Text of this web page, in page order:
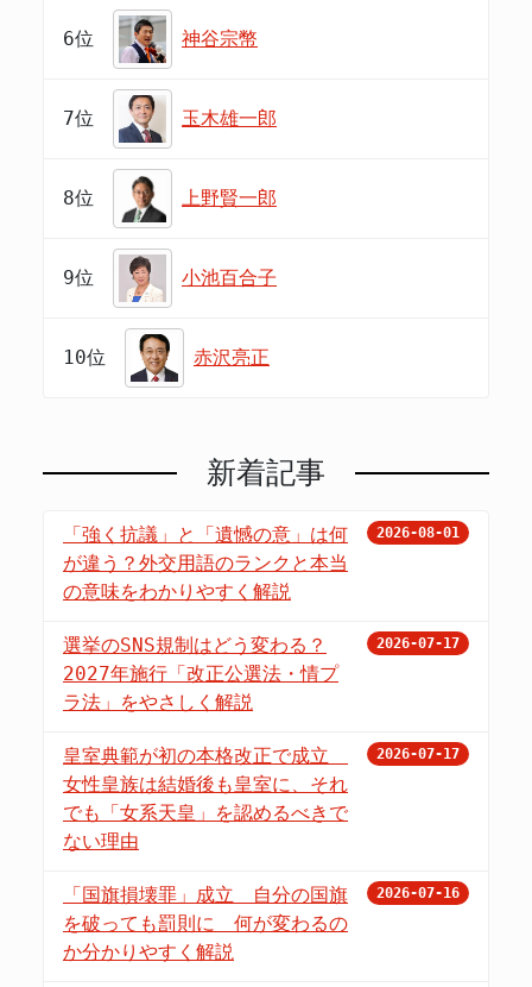
6位 神谷宗幣
7位 玉木雄一郎
8位 上野賢一郎
9位 小池百合子
10位 赤沢亮正
新着記事
「強く抗議」と「遺憾の意」は何
が違う？外交用語のランクと本当
の意味をわかりやすく解説
2026-08-01
選挙のSNS規制はどう変わる？
2027年施行「改正公選法・情プ
ラ法」をやさしく解説
2026-07-17
皇室典範が初の本格改正で成立
女性皇族は結婚後も皇室に、それ
でも「女系天皇」を認めるべきで
ない理由
2026-07-17
「国旗損壊罪」成立 自分の国旗
を破っても罰則に 何が変わるの
か分かりやすく解説
2026-07-16